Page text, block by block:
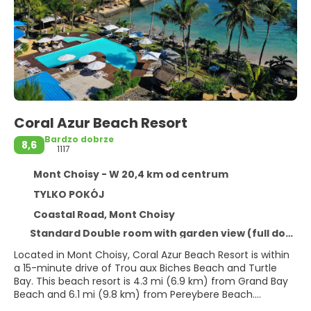
Coral Azur Beach Resort
8,6
Bardzo dobrze
1117
Mont Choisy - W 20,4 km od centrum
TYLKO POKÓJ
Coastal Road, Mont Choisy
Standard Double room with garden view (full double bed)
Located in Mont Choisy, Coral Azur Beach Resort is within
a 15-minute drive of Trou aux Biches Beach and Turtle
Bay. This beach resort is 4.3 mi (6.9 km) from Grand Bay
Beach and 6.1 mi (9.8 km) from Pereybere Beach.